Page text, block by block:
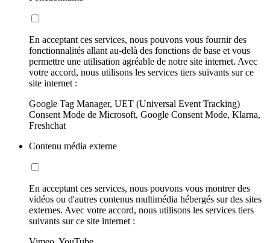
En acceptant ces services, nous pouvons vous fournir des
fonctionnalités allant au-delà des fonctions de base et vous
permettre une utilisation agréable de notre site internet. Avec
votre accord, nous utilisons les services tiers suivants sur ce
site internet :
Google Tag Manager, UET (Universal Event Tracking)
Consent Mode de Microsoft, Google Consent Mode, Klarna,
Freshchat
Contenu média externe
En acceptant ces services, nous pouvons vous montrer des
vidéos ou d'autres contenus multimédia hébergés sur des sites
externes. Avec votre accord, nous utilisons les services tiers
suivants sur ce site internet :